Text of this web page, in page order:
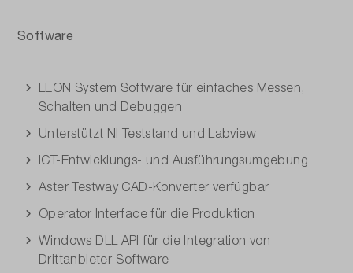
Software
LEON System Software für einfaches Messen,
Schalten und Debuggen
Unterstützt NI Teststand und Labview
ICT-Entwicklungs- und Ausführungsumgebung
Aster Testway CAD-Konverter verfügbar
Operator Interface für die Produktion
Windows DLL API für die Integration von
Drittanbieter-Software